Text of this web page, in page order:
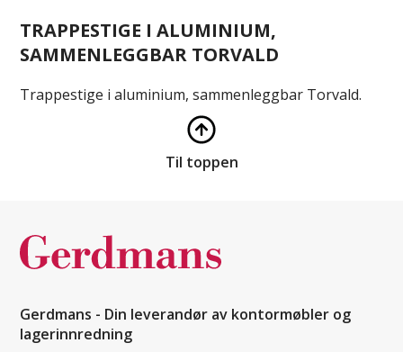
TRAPPESTIGE I ALUMINIUM,
SAMMENLEGGBAR TORVALD
Trappestige i aluminium, sammenleggbar Torvald.
Til toppen
Gerdmans - Din leverandør av kontormøbler og
lagerinnredning